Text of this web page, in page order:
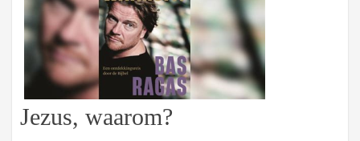
Jezus, waarom?